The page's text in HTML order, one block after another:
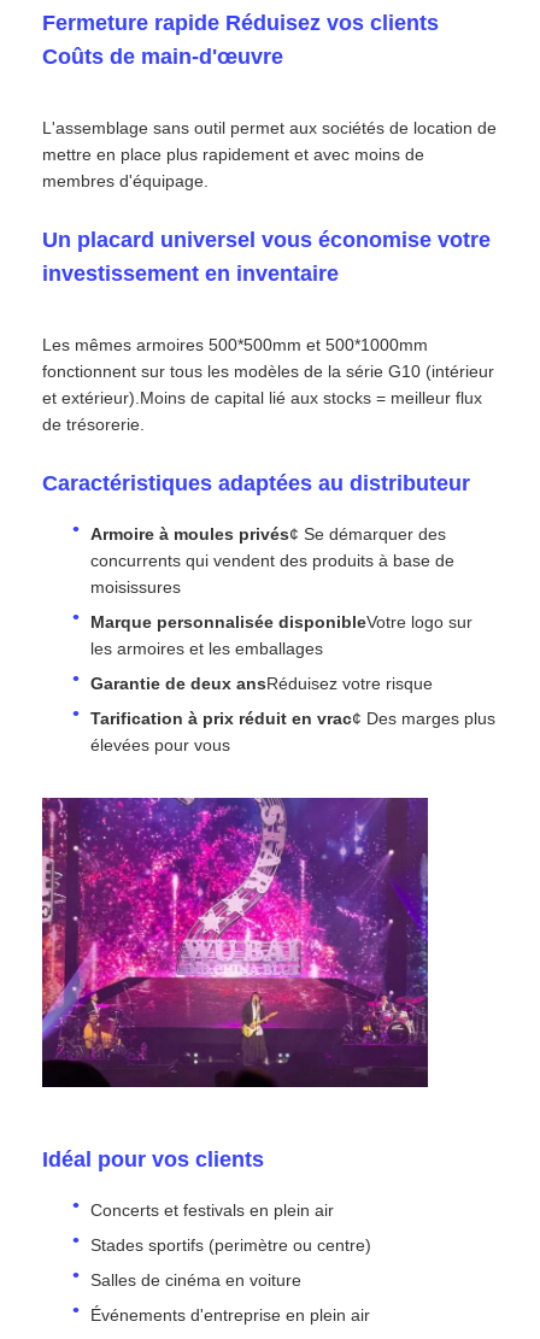
Écran LED SMD
Panneau d'affichage extérieur à LED
Fermeture rapide Réduisez vos clients
Coûts de main-d'œuvre
L'assemblage sans outil permet aux sociétés de location de
mettre en place plus rapidement et avec moins de
membres d'équipage.
Un placard universel vous économise votre
investissement en inventaire
Les mêmes armoires 500*500mm et 500*1000mm
fonctionnent sur tous les modèles de la série G10 (intérieur
et extérieur).Moins de capital lié aux stocks = meilleur flux
de trésorerie.
Caractéristiques adaptées au distributeur
Armoire à moules privés¢ Se démarquer des
concurrents qui vendent des produits à base de
moisissures
Marque personnalisée disponibleVotre logo sur
les armoires et les emballages
Garantie de deux ansRéduisez votre risque
Tarification à prix réduit en vrac¢ Des marges plus
élevées pour vous
Idéal pour vos clients
Concerts et festivals en plein air
Stades sportifs (perimètre ou centre)
Salles de cinéma en voiture
Événements d'entreprise en plein air